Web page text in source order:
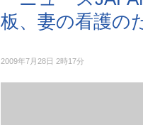
板、妻の看護の
2009年7月28日 2時17分